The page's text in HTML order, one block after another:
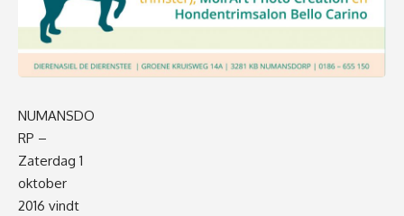
NUMANSDO
RP –
Zaterdag 1
oktober
2016 vindt